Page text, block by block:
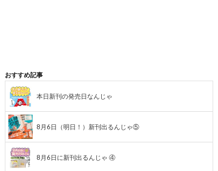
おすすめ記事
本日新刊の発売日なんじゃ
8月6日（明日！）新刊出るんじゃ⑤
8月6日に新刊出るんじゃ ④